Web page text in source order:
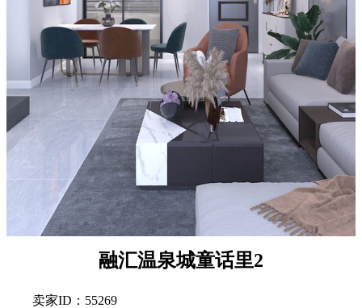
融汇温泉城童话里2
卖家ID：55269